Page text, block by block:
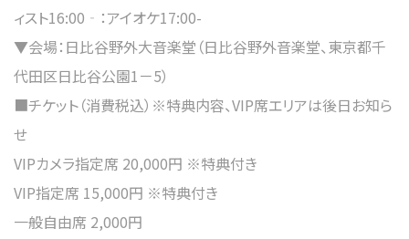
ィスト16:00‐：アイオケ17:00-
▼会場：日比谷野外大音楽堂（日比谷野外音楽堂、東京都千
代田区日比谷公園1－5）
■チケット（消費税込）※特典内容、VIP席エリアは後日お知ら
せ
VIPカメラ指定席 20,000円 ※特典付き
VIP指定席 15,000円 ※特典付き
一般自由席 2,000円